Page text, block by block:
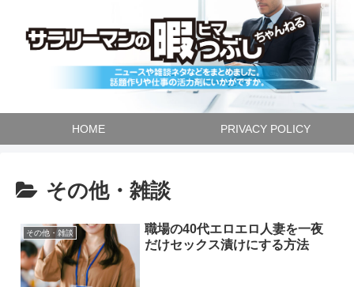
HOME PRIVACY POLICY
その他・雑談
その他・雑談
職場の40代エロエロ人妻を一夜
だけセックス漬けにする方法